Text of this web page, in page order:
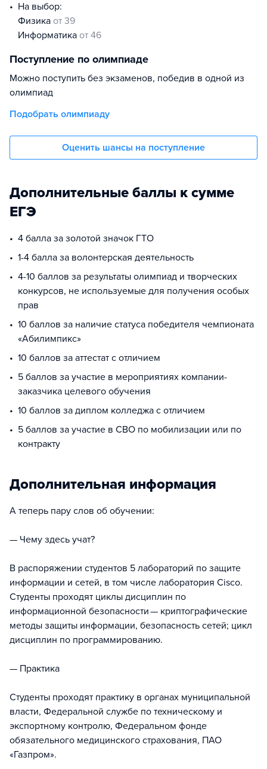
На выбор:
физика от 39
информатика от 46
Поступление по олимпиаде
Можно поступить без экзаменов, победив в одной из
олимпиад
Подобрать олимпиаду
Оценить шансы на поступление
Дополнительные баллы к сумме
ЕГЭ
4 балла за золотой значок ГТО
1-4 балла за волонтерская деятельность
4-10 баллов за результаты олимпиад и творческих
конкурсов, не используемые для получения особых
прав
10 баллов за наличие статуса победителя чемпионата
«Абилимпикс»
10 баллов за аттестат с отличием
5 баллов за участие в мероприятиях компании-
заказчика целевого обучения
10 баллов за диплом колледжа с отличием
5 баллов за участие в СВО по мобилизации или по
контракту
Дополнительная информация
А теперь пару слов об обучении:
— Чему здесь учат?
В распоряжении студентов 5 лабораторий по защите
информации и сетей, в том числе лаборатория Cisco.
Студенты проходят циклы дисциплин по
информационной безопасности — криптографические
методы защиты информации, безопасность сетей; цикл
дисциплин по программированию.
— Практика
Студенты проходят практику в органах муниципальной
власти, Федеральной службе по техническому и
экспортному контролю, Федеральном фонде
обязательного медицинского страхования, ПАО
«Газпром».